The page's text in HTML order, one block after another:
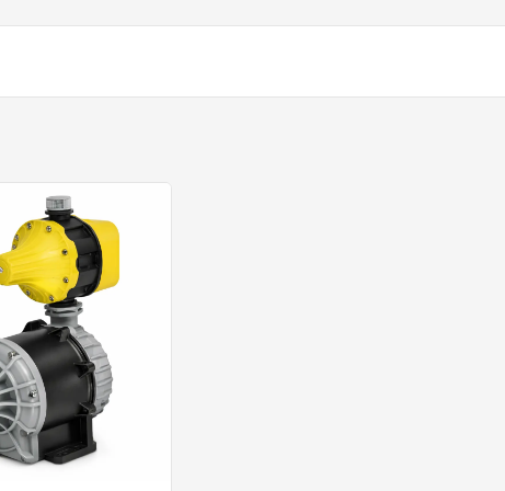
e válvula de retenção incorporada, facilitando a
danos e mantêm a rede funcionando com estabilidade mesmo